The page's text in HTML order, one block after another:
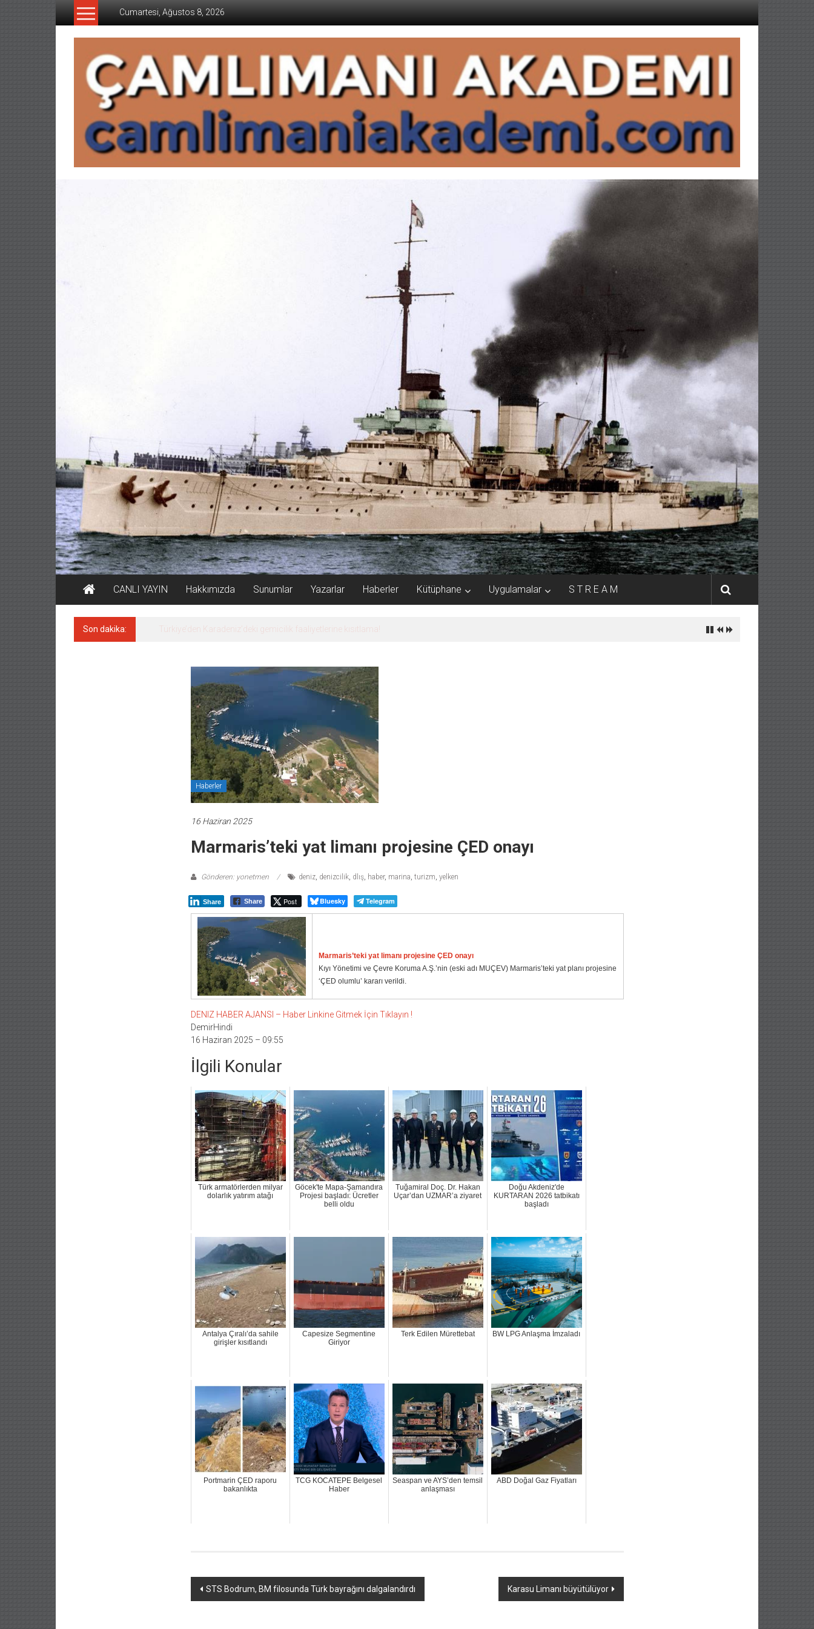
İçeriğe
Cumartesi, Ağustos 8, 2026
CAMLIMANI
AKADEMI
CANLI YAYIN Hakkımızda Sunumlar Yazarlar Haberler Kütüphane Uygulamalar S T R E A M
Son dakika: Denizcilik sektörü, Alsancak Limanı’ndan memnun
Haberler
16 Haziran 2025
Marmaris’teki yat limanı projesine ÇED onayı
Gönderen: yonetmen deniz, denizcilik, dlış, haber, marina, turizm, yelken
Share Share Post Bluesky Telegram
Marmaris’teki yat limanı projesine ÇED onayı
Kıyı Yönetimi ve Çevre Koruma A.Ş.’nin (eski adı MUÇEV) Marmaris’teki yat planı projesine
‘ÇED olumlu’ kararı verildi.
DENIZ HABER AJANSI – Haber Linkine Gitmek İçin Tıklayın !
DemirHindi
16 Haziran 2025 – 09:55
İlgili Konular
Türk armatörlerden milyar
dolarlık yatırım atağı
Göcek'te Mapa-Şamandıra
Projesi başladı: Ücretler
belli oldu
Tuğamiral Doç. Dr. Hakan
Uçar’dan UZMAR’a ziyaret
Doğu Akdeniz'de
KURTARAN 2026 tatbikatı
başladı
Antalya Çıralı’da sahile
girişler kısıtlandı
Capesize Segmentine
Giriyor
Terk Edilen Mürettebat BW LPG Anlaşma İmzaladı
Portmarin ÇED raporu
bakanlıkta
TCG KOCATEPE Belgesel
Haber
Seaspan ve AYS’den temsil
anlaşması
ABD Doğal Gaz Fiyatları
Yazı
STS Bodrum, BM filosunda Türk bayrağını dalgalandırdı Karasu Limanı büyütülüyor